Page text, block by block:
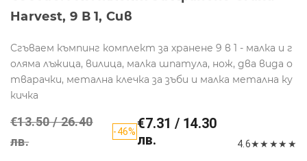
Harvest, 9 В 1, Сив
Сгъваем къмпинг комплект за хранене 9 в 1 - малка и г
оляма лъжица, вилица, малка шпатула, нож, два вида о
тварачки, метална клечка за зъби и малка метална ку
кичка
€13.50 / 26.40
лв.
-46%€7.31 / 14.30
лв.
4.6★★ ★★ ★